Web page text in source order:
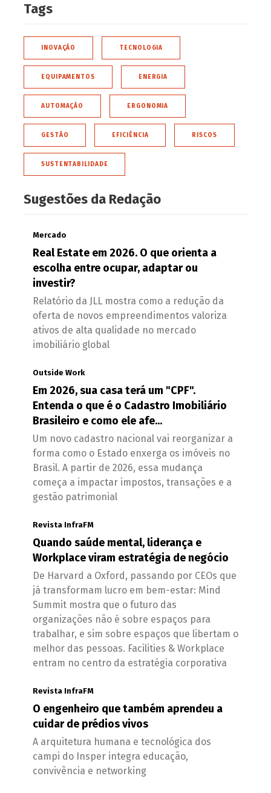
Tags
INOVAÇÃO TECNOLOGIA
EQUIPAMENTOS ENERGIA
AUTOMAÇÃO ERGONOMIA
GESTÃO EFICIÊNCIA RISCOS
SUSTENTABILIDADE
Sugestões da Redação
Mercado
Real Estate em 2026. O que orienta a
escolha entre ocupar, adaptar ou
investir?
Relatório da JLL mostra como a redução da
oferta de novos empreendimentos valoriza
ativos de alta qualidade no mercado
imobiliário global
Outside Work
Em 2026, sua casa terá um "CPF".
Entenda o que é o Cadastro Imobiliário
Brasileiro e como ele afe...
Um novo cadastro nacional vai reorganizar a
forma como o Estado enxerga os imóveis no
Brasil. A partir de 2026, essa mudança
começa a impactar impostos, transações e a
gestão patrimonial
Revista InfraFM
Quando saúde mental, liderança e
Workplace viram estratégia de negócio
De Harvard a Oxford, passando por CEOs que
já transformam lucro em bem-estar: Mind
Summit mostra que o futuro das
organizações não é sobre espaços para
trabalhar, e sim sobre espaços que libertam o
melhor das pessoas. Facilities & Workplace
entram no centro da estratégia corporativa
Revista InfraFM
O engenheiro que também aprendeu a
cuidar de prédios vivos
A arquitetura humana e tecnológica dos
campi do Insper integra educação,
convivência e networking